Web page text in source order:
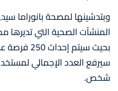
وبتدشينها لمصحة بانوراما
بحيث سيتم
شخص.